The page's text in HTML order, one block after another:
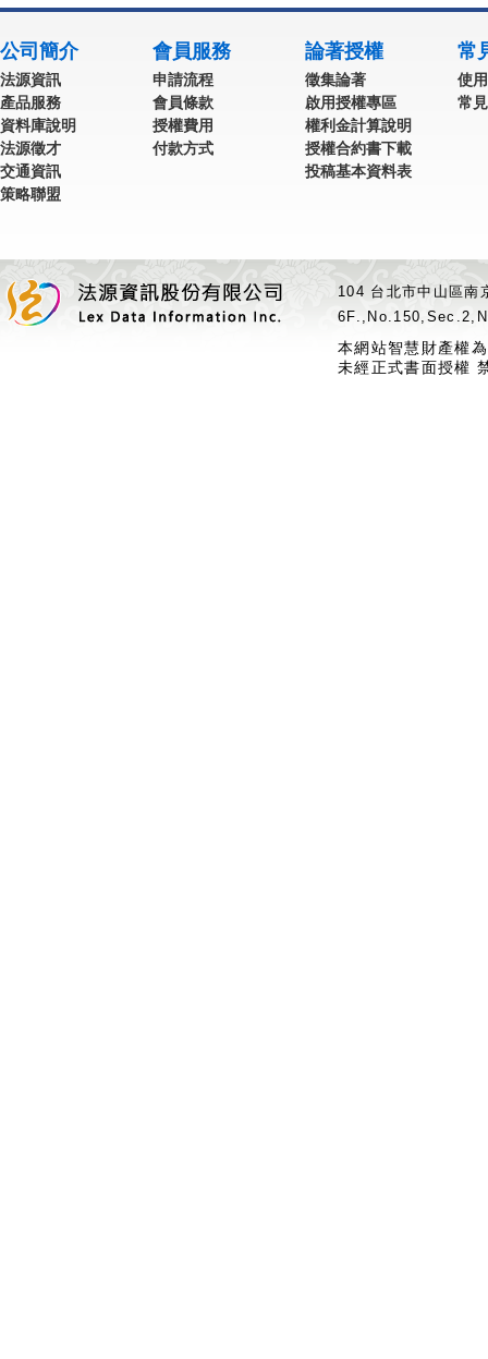
公司簡介
法源資訊
產品服務
資料庫說明
法源徵才
交通資訊
策略聯盟
會員服務
申請流程
會員條款
授權費用
付款方式
論著授權
徵集論著
啟用授權專區
權利金計算說明
授權合約書下載
投稿基本資料表
常
使
常
104 台北市中山區
本網站智慧財產權
未經正式書面授權